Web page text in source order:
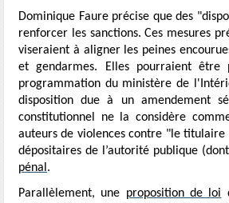
Dominique Faure précise que des
renforcer les sanctions. Ces mesures
viseraient à aligner les peines
et gendarmes. Elles pourraient
programmation du ministère de
disposition due à un amendement
constitutionnel ne la considère
auteurs de violences contre "le titulaire
dépositaires de l’autorité publique
péna .
Parallèlement, une proposition de loi